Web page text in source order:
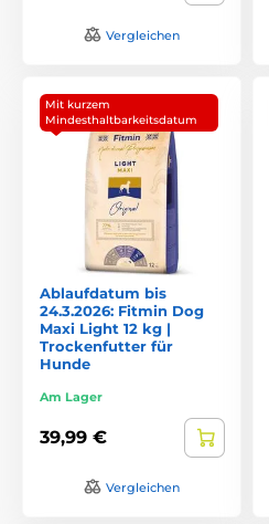
Vergleichen
Mit kurzem
Mindesthaltbarkeitsdatum
Ablaufdatum bis
24.3.2026: Fitmin Dog
Maxi Light 12 kg |
Trockenfutter für
Hunde
Am Lager
39,99 €
Vergleichen